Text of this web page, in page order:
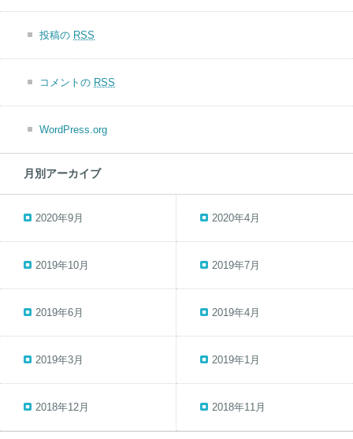
投稿の RSS
コメントの RSS
WordPress.org
月別アーカイブ
2020年9月 2020年4月
2019年10月 2019年7月
2019年6月 2019年4月
2019年3月 2019年1月
2018年12月 2018年11月